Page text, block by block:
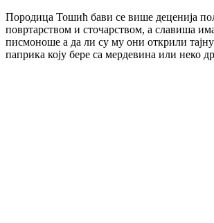
Породица Тошић бави се више деценија
повртарством и сточарством, а славиша
писмоноше а да ли су му они открили тајну
паприка коју бере са мердевина или неко